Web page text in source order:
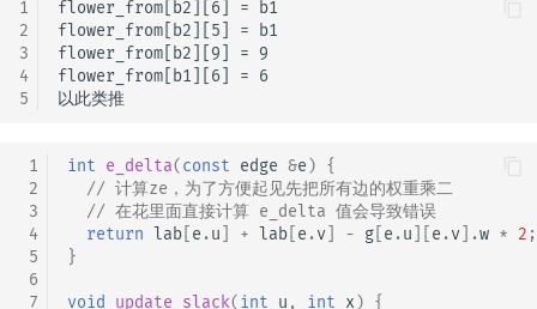
1
2
3
4
5
flower_from[b2][6] = b1
flower_from[b2][5] = b1
flower_from[b2][9] = 9
flower_from[b1][6] = 6
1
2
3
4
5
6
7
int e_delta(const edge &e) {
// 计算ze，为了方便起见先把所有边的权重乘二
// 在花里面直接计算 e_delta 值会导致错误
return lab e .u + lab e .v - g e .u e .v ].w * 2 ;
}
void update_slack(int u , int x) {